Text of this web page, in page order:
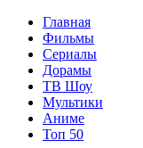
Главная
Фильмы
Сериалы
Дорамы
ТВ Шоу
Мультики
Аниме
Топ 50